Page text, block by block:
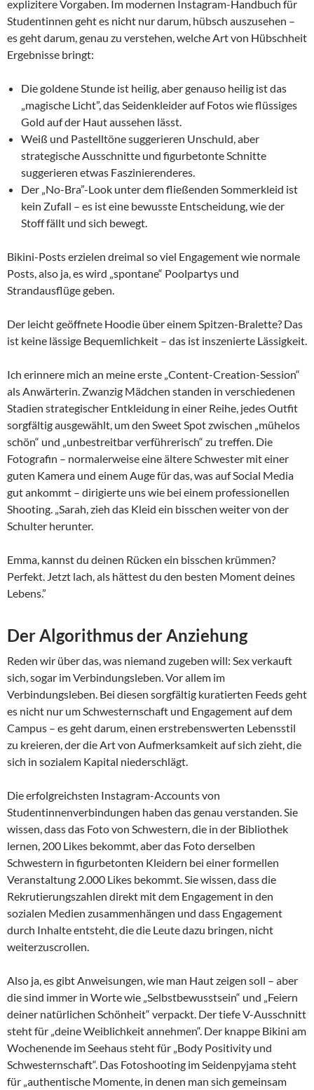
explizitere Vorgaben. Im modernen Instagram-Handbuch für
Studentinnen geht es nicht nur darum, hübsch auszusehen –
es geht darum, genau zu verstehen, welche Art von Hübschheit
Ergebnisse bringt:
Die goldene Stunde ist heilig, aber genauso heilig ist das
„magische Licht”, das Seidenkleider auf Fotos wie flüssiges
Gold auf der Haut aussehen lässt.
Weiß und Pastelltöne suggerieren Unschuld, aber
strategische Ausschnitte und figurbetonte Schnitte
suggerieren etwas Faszinierenderes.
Der „No-Bra”-Look unter dem fließenden Sommerkleid ist
kein Zufall – es ist eine bewusste Entscheidung, wie der
Stoff fällt und sich bewegt.
Bikini-Posts erzielen dreimal so viel Engagement wie normale
Posts, also ja, es wird „spontane“ Poolpartys und
Strandausflüge geben.
Der leicht geöffnete Hoodie über einem Spitzen-Bralette? Das
ist keine lässige Bequemlichkeit – das ist inszenierte Lässigkeit.
Ich erinnere mich an meine erste „Content-Creation-Session“
als Anwärterin. Zwanzig Mädchen standen in verschiedenen
Stadien strategischer Entkleidung in einer Reihe, jedes Outfit
sorgfältig ausgewählt, um den Sweet Spot zwischen „mühelos
schön“ und „unbestreitbar verführerisch“ zu treffen. Die
Fotografin – normalerweise eine ältere Schwester mit einer
guten Kamera und einem Auge für das, was auf Social Media
gut ankommt – dirigierte uns wie bei einem professionellen
Shooting. „Sarah, zieh das Kleid ein bisschen weiter von der
Schulter herunter.
Emma, kannst du deinen Rücken ein bisschen krümmen?
Perfekt. Jetzt lach, als hättest du den besten Moment deines
Lebens.”
Der Algorithmus der Anziehung
Reden wir über das, was niemand zugeben will: Sex verkauft
sich, sogar im Verbindungsleben. Vor allem im
Verbindungsleben. Bei diesen sorgfältig kuratierten Feeds geht
es nicht nur um Schwesternschaft und Engagement auf dem
Campus – es geht darum, einen erstrebenswerten Lebensstil
zu kreieren, der die Art von Aufmerksamkeit auf sich zieht, die
sich in sozialem Kapital niederschlägt.
Die erfolgreichsten Instagram-Accounts von
Studentinnenverbindungen haben das genau verstanden. Sie
wissen, dass das Foto von Schwestern, die in der Bibliothek
lernen, 200 Likes bekommt, aber das Foto derselben
Schwestern in figurbetonten Kleidern bei einer formellen
Veranstaltung 2.000 Likes bekommt. Sie wissen, dass die
Rekrutierungszahlen direkt mit dem Engagement in den
sozialen Medien zusammenhängen und dass Engagement
durch Inhalte entsteht, die die Leute dazu bringen, nicht
weiterzuscrollen.
Also ja, es gibt Anweisungen, wie man Haut zeigen soll – aber
die sind immer in Worte wie „Selbstbewusstsein“ und „Feiern
deiner natürlichen Schönheit“ verpackt. Der tiefe V-Ausschnitt
steht für „deine Weiblichkeit annehmen“. Der knappe Bikini am
Wochenende im Seehaus steht für „Body Positivity und
Schwesternschaft“. Das Fotoshooting im Seidenpyjama steht
für „authentische Momente, in denen man sich gemeinsam